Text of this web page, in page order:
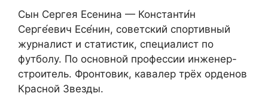
Сын Сергея Есенина — Константи́н
Серге́евич Есе́нин, советский спортивный
журналист и статистик, специалист по
футболу. По основной профессии инженер-
строитель. Фронтовик, кавалер трёх орденов
Красной Звезды.